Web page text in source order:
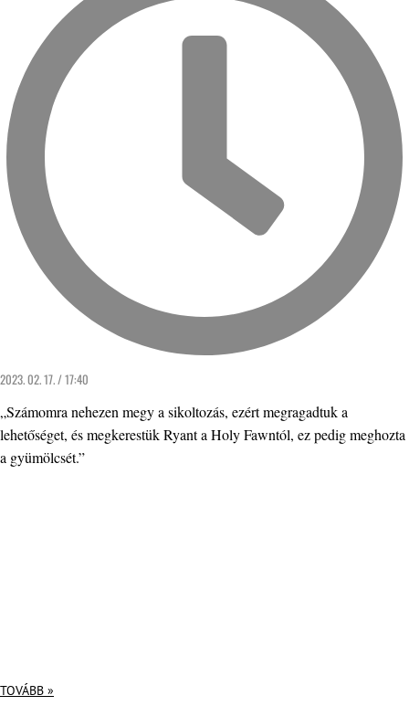
2023. 02. 17. / 17:40
„Számomra nehezen megy a sikoltozás, ezért megragadtuk a
lehetőséget, és megkerestük Ryant a Holy Fawntól, ez pedig meghozta
a gyümölcsét.”
TOVÁBB »